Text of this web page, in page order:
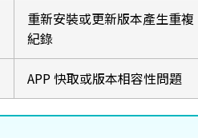
重新安裝或更新版本產生重複
紀錄
APP 快取或版本相容性問題